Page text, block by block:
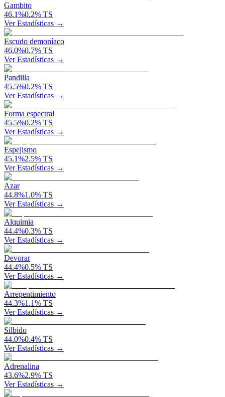
Gambito
46.1%0.2% TS
Ver Estadísticas →
Escudo demoníaco
46.0%0.7% TS
Ver Estadísticas →
Pandilla
45.5%0.2% TS
Ver Estadísticas →
Forma espectral
45.5%0.2% TS
Ver Estadísticas →
Espejismo
45.1%2.5% TS
Ver Estadísticas →
Azar
44.8%1.0% TS
Ver Estadísticas →
Alquimia
44.4%0.3% TS
Ver Estadísticas →
Devorar
44.4%0.5% TS
Ver Estadísticas →
Arrepentimiento
44.3%1.1% TS
Ver Estadísticas →
Silbido
44.0%0.4% TS
Ver Estadísticas →
Adrenalina
43.6%2.9% TS
Ver Estadísticas →